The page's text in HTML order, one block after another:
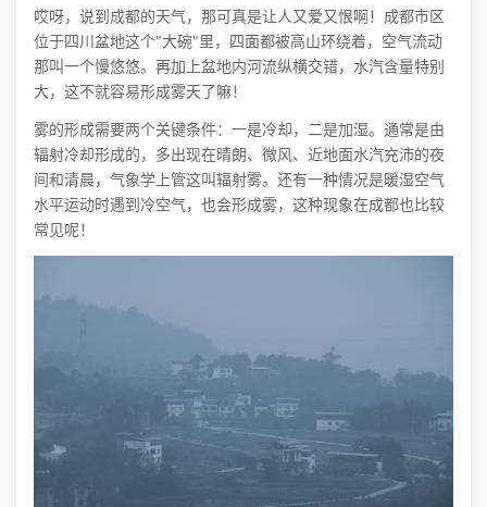
哎呀，说到成都的天气，那可真是让人又爱又恨啊！成都市区
位于四川盆地这个"大碗"里，四面都被高山环绕着，空气流动
那叫一个慢悠悠。再加上盆地内河流纵横交错，水汽含量特别
大，这不就容易形成雾天了嘛！
雾的形成需要两个关键条件：一是冷却，二是加湿。通常是由
辐射冷却形成的，多出现在晴朗、微风、近地面水汽充沛的夜
间和清晨，气象学上管这叫辐射雾。还有一种情况是暖湿空气
水平运动时遇到冷空气，也会形成雾，这种现象在成都也比较
常见呢！